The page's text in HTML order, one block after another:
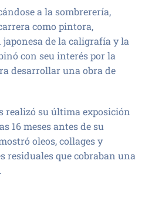
a la sombrerería,
como pintora,
de la caligrafía y la
con seu interés por la
desarrollar una obra de
realizó su última exposición
16 meses antes de su
oleos, collages y
residuales que cobraban una